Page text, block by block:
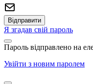
Я згадав свій пароль
Пароль відправлено на
Увійти з новим паролем